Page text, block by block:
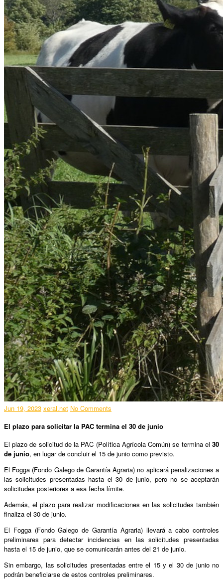
Jun 19, 2023 xeral.net No Comments
El plazo para solicitar la PAC termina el 30 de junio
El plazo de solicitud de la PAC (Política Agrícola Común) se termina el 30
de junio, en lugar de concluir el 15 de junio como previsto.
El Fogga (Fondo Galego de Garantía Agraria) no aplicará penalizaciones a
las solicitudes presentadas hasta el 30 de junio, pero no se aceptarán
solicitudes posteriores a esa fecha límite.
Además, el plazo para realizar modificaciones en las solicitudes también
finaliza el 30 de junio.
El Fogga (Fondo Galego de Garantía Agraria) llevará a cabo controles
preliminares para detectar incidencias en las solicitudes presentadas
hasta el 15 de junio, que se comunicarán antes del 21 de junio.
Sin embargo, las solicitudes presentadas entre el 15 y el 30 de junio no
podrán beneficiarse de estos controles preliminares.